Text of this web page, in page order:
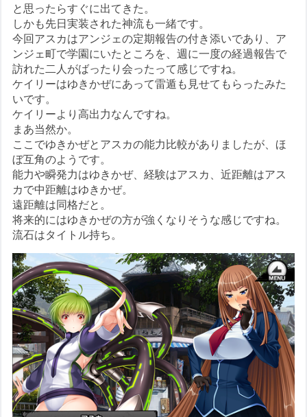
と思ったらすぐに出てきた。
しかも先日実装された神流も一緒です。
今回アスカはアンジェの定期報告の付き添いであり、ア
ンジェ町で学園にいたところを、週に一度の経過報告で
訪れた二人がばったり会ったって感じですね。
ケイリーはゆきかぜにあって雷遁も見せてもらったみた
いです。
ケイリーより高出力なんですね。
まあ当然か。
ここでゆきかぜとアスカの能力比較がありましたが、ほ
ぼ互角のようです。
能力や瞬発力はゆきかぜ、経験はアスカ、近距離はアス
カで中距離はゆきかぜ。
遠距離は同格だと。
将来的にはゆきかぜの方が強くなりそうな感じですね。
流石はタイトル持ち。